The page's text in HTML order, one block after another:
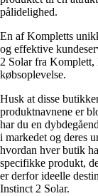
pålidelighed.
En af Kompletts
og effektive
2 Solar fra
købsoplevelse.
Husk at disse
produktnavnene er
har du en
i markedet og deres
hvordan hver butik
specifikke produkt,
er derfor ideelle
Instinct 2 Solar.